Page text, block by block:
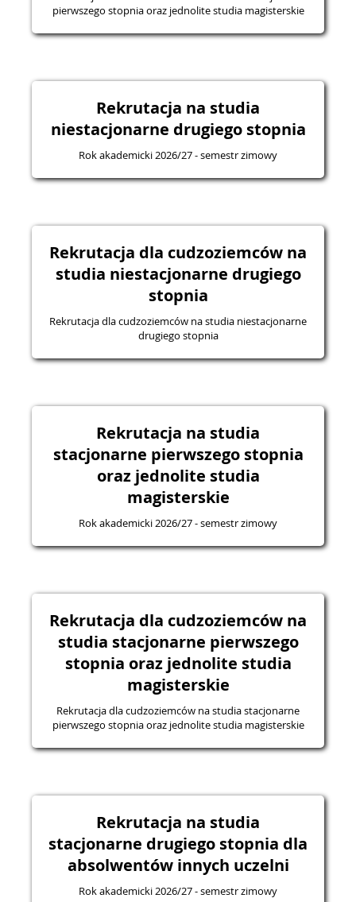
pierwszego stopnia oraz jednolite studia magisterskie
Rekrutacja na studia
niestacjonarne drugiego stopnia
Rok akademicki 2026/27 - semestr zimowy
Rekrutacja dla cudzoziemców na
studia niestacjonarne drugiego
stopnia
Rekrutacja dla cudzoziemców na studia niestacjonarne
drugiego stopnia
Rekrutacja na studia
stacjonarne pierwszego stopnia
oraz jednolite studia
magisterskie
Rok akademicki 2026/27 - semestr zimowy
Rekrutacja dla cudzoziemców na
studia stacjonarne pierwszego
stopnia oraz jednolite studia
magisterskie
Rekrutacja dla cudzoziemców na studia stacjonarne
pierwszego stopnia oraz jednolite studia magisterskie
Rekrutacja na studia
stacjonarne drugiego stopnia dla
absolwentów innych uczelni
Rok akademicki 2026/27 - semestr zimowy